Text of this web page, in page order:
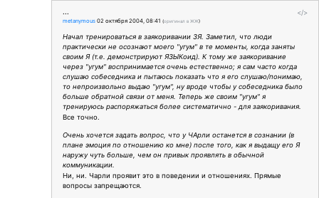
</>
...
metanymous 02 октября 2004, 08:41 (оригинал в ЖЖ)
Начал тренироваться в заякоривании ЗЯ. Заметил, что люди
практически не осознают моего "угум" в те моменты, когда заняты
своим Я (т.е. демонстрируют ЯЗЫКоид). К тому же заякоривание
через "угум" воспринимается очень естественно; я сам часто когда
слушаю собеседника и пытаюсь показать что я его слушаю/понимаю,
то непроизвольно выдаю "угум", ну вроде чтобы у собеседника было
больше обратной связи от меня. Теперь же своим "угум" я
тренируюсь распоряжаться более систематично - для заякоривания.
Все точно.
Очень хочется задать вопрос, что у ЧАрли останется в сознании (в
плане эмоция по отношению ко мне) после того, как я выдащу его Я
наружу чуть больше, чем он привык проявлять в обычной
коммуникации.
Ни, ни. Чарли проявит это в поведении и отношениях. Прямые
вопросы запрещаются.